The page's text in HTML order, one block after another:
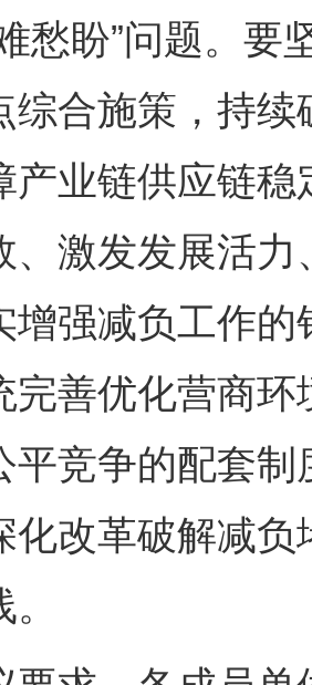
愁盼”问题。
综合施策，持
产业链供应链
、激发发展活
增强减负工作
完善优化营商
平竞争的配套
化改革破解减